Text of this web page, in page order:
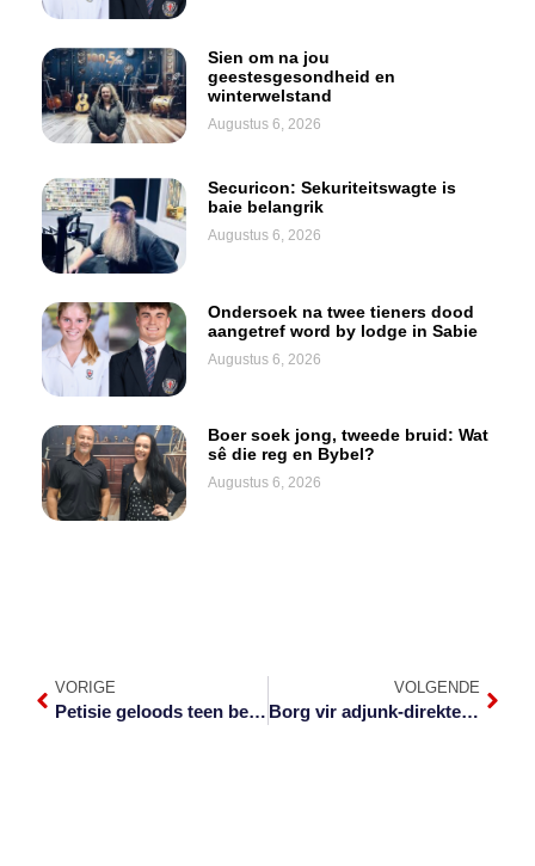
Sien om na jou
geestesgesondheid en
winterwelstand
Augustus 6, 2026
Securicon: Sekuriteitswagte is
baie belangrik
Augustus 6, 2026
Ondersoek na twee tieners dood
aangetref word by lodge in Sabie
Augustus 6, 2026
Boer soek jong, tweede bruid: Wat
sê die reg en Bybel?
Augustus 6, 2026
VORIGE
Petisie geloods teen beplande naamveranderinge terwyl dienste ontbreek
VOLGENDE
Borg vir adjunk-direkteur wat glo konkel oor beskermende klere